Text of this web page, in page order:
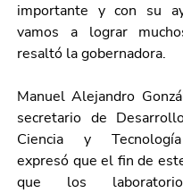
importante y con su
vamos a lograr
resaltó la gobernadora.
Manuel Alejandro
secretario de
Ciencia y
expresó que el fin de
que los